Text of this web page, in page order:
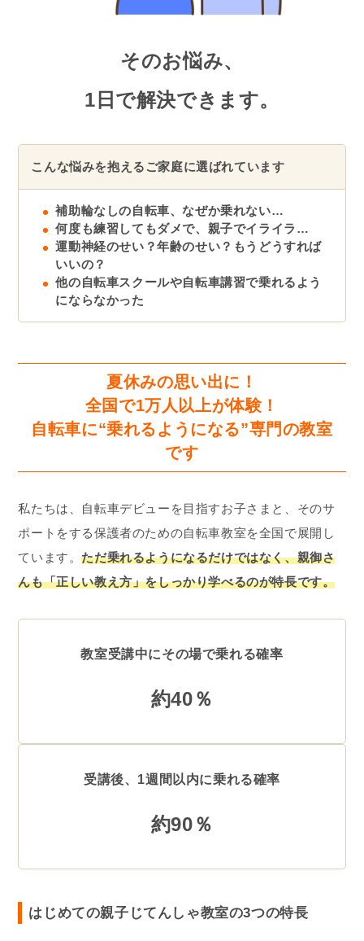
そのお悩み、
1日で解決できます。
こんな悩みを抱えるご家庭に選ばれています
補助輪なしの自転車、なぜか乗れない…
何度も練習してもダメで、親子でイライラ…
運動神経のせい？年齢のせい？もうどうすれば
いいの？
他の自転車スクールや自転車講習で乗れるよう
にならなかった
夏休みの思い出に！
全国で1万人以上が体験！
自転車に“乗れるようになる”専門の教室
です
私たちは、自転車デビューを目指すお子さまと、そのサ
ポートをする保護者のための自転車教室を全国で展開し
ています。ただ乗れるようになるだけではなく、親御さ
んも「正しい教え方」をしっかり学べるのが特長です。
教室受講中にその場で乗れる確率
約40％
受講後、1週間以内に乗れる確率
約90％
はじめての親子じてんしゃ教室の3つの特長